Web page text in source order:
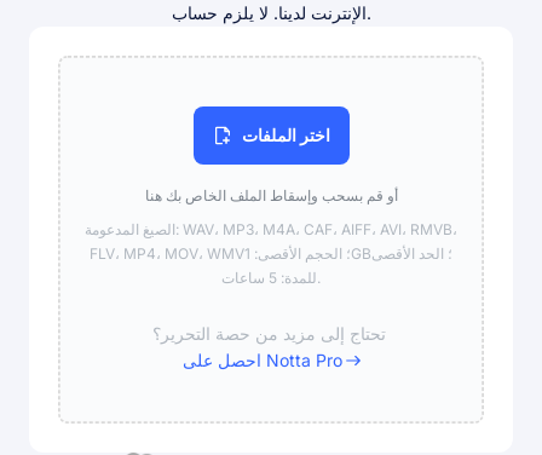
الإنترنت لدينا. لا يلزم حساب.
اختر الملفات
أو قم بسحب وإسقاط الملف الخاص بك هنا
الصيغ المدعومة: WAV، MP3، M4A، CAF، AIFF، AVI، RMVB،
FLV، MP4، MOV، WMV؛ الحجم الأقصى: 1GB؛ الحد الأقصى
للمدة: 5 ساعات.
تحتاج إلى مزيد من حصة التحرير؟
احصل على Notta Pro